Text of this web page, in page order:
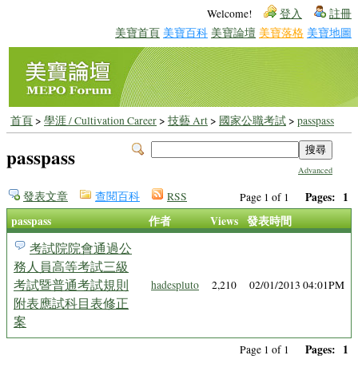
Welcome! 登入 註冊
美寶首頁 美寶百科 美寶論壇 美寶落格 美寶地圖
首頁> 學涯 / Cultivation Career> 技藝 Art> 國家公職考試> passpass
Advanced
passpass
Page 1 of 1 Pages: 1
發表文章 查閱百科 RSS
passpass 作者 Views 發表時間
考試院院會通過公
務人員高等考試三級
考試暨普通考試規則
附表應試科目表修正
案
hadespluto 2,210 02/01/2013 04:01PM
Page 1 of 1 Pages: 1